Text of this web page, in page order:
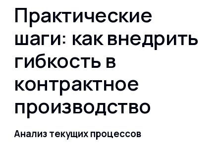
Практические
шаги: как внедрить
гибкость в
контрактное
производство
Анализ текущих процессов